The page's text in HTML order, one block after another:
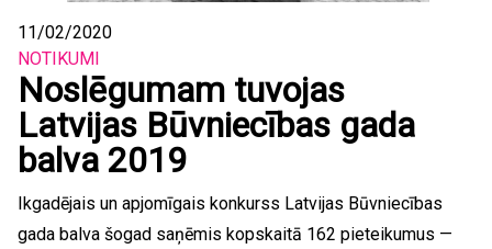
11/02/2020
NOTIKUMI
Noslēgumam tuvojas
Latvijas Būvniecības gada
balva 2019
Ikgadējais un apjomīgais konkurss Latvijas Būvniecības
gada balva šogad saņēmis kopskaitā 162 pieteikumus —